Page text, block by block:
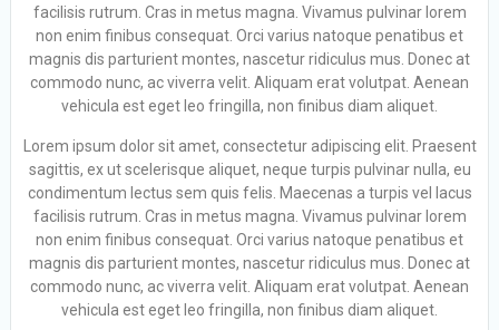
facilisis rutrum. Cras in metus magna. Vivamus pulvinar lorem
non enim finibus consequat. Orci varius natoque penatibus et
magnis dis parturient montes, nascetur ridiculus mus. Donec at
commodo nunc, ac viverra velit. Aliquam erat volutpat. Aenean
vehicula est eget leo fringilla, non finibus diam aliquet.
Lorem ipsum dolor sit amet, consectetur adipiscing elit. Praesent
sagittis, ex ut scelerisque aliquet, neque turpis pulvinar nulla, eu
condimentum lectus sem quis felis. Maecenas a turpis vel lacus
facilisis rutrum. Cras in metus magna. Vivamus pulvinar lorem
non enim finibus consequat. Orci varius natoque penatibus et
magnis dis parturient montes, nascetur ridiculus mus. Donec at
commodo nunc, ac viverra velit. Aliquam erat volutpat. Aenean
vehicula est eget leo fringilla, non finibus diam aliquet.